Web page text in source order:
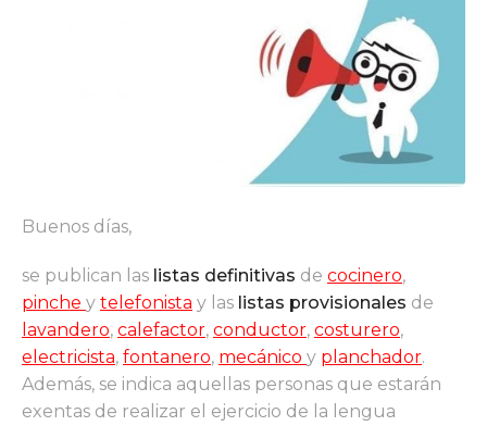
Buenos días,
se publican las listas definitivas de cocinero,
pinche y telefonista y las listas provisionales de
lavandero, calefactor, conductor, costurero,
electricista, fontanero, mecánico y planchador.
Además, se indica aquellas personas que estarán
exentas de realizar el ejercicio de la lengua